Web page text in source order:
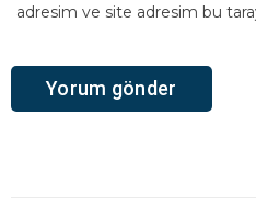
adresim ve site adresim bu